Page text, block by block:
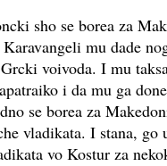
sho se borea za
mu dade
voivoda. I mu
i da mu ga
se borea za
vladikata. I stana, go
vo Kostur za